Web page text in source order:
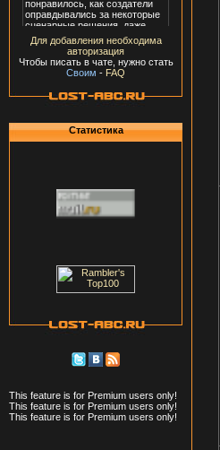
Для добавления необходима
авторизация
Чтобы писать в чате, нужно стать
Своим - FAQ
Статистика
This feature is for Premium users only!
This feature is for Premium users only!
This feature is for Premium users only!